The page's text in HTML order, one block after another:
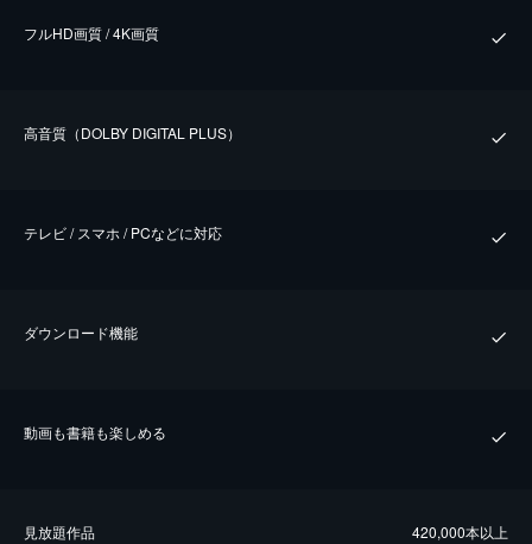
フルHD画質 / 4K画質
⾼⾳質（DOLBY DIGITAL PLUS）
テレビ / スマホ / PCなどに対応
ダウンロード機能
動画も書籍も楽しめる
⾒放題作品 420,000本以上